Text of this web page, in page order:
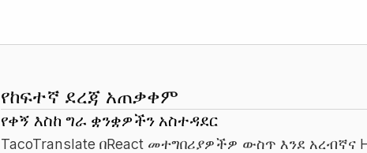
የከፍተኛ ደረጃ አጠቃቀም
የቀኝ እስከ ግራ ቋንቋዎችን አስተዳደር
TacoTranslate በReact መተግበሪያዎችዎ ውስጥ እንደ አረብኛና